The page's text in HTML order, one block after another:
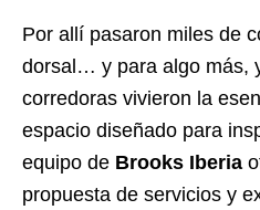
Por allí pasaron miles de
dorsal… y para algo más,
corredoras vivieron la
espacio diseñado para
equipo de Brooks Iberia
propuesta de servicios y